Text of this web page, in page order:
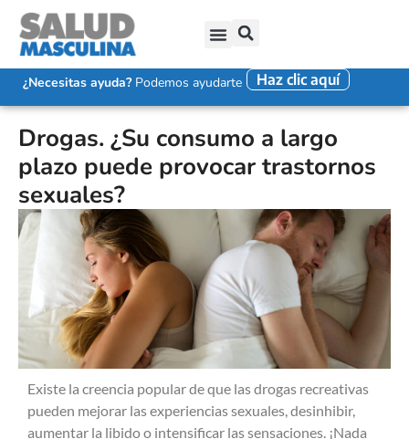
¿Necesitas ayuda?Podemos ayudarte Haz clic aquí
Drogas. ¿Su consumo a largo
plazo puede provocar trastornos
sexuales?
Existe la creencia popular de que las drogas recreativas
pueden mejorar las experiencias sexuales, desinhibir,
aumentar la libido o intensificar las sensaciones. ¡Nada